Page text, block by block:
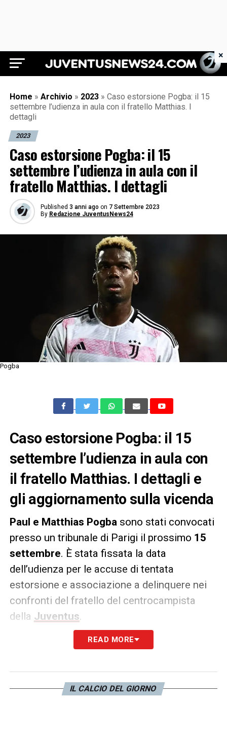
Juventus News 24
Home » Archivio » 2023 » Caso estorsione Pogba: il 15
settembre l’udienza in aula con il fratello Matthias. I
dettagli
2023
Caso estorsione Pogba: il 15
settembre l’udienza in aula con il
fratello Matthias. I dettagli
Published 3 anni ago on 7 Settembre 2023
By Redazione JuventusNews24
Pogba
Caso estorsione Pogba: il 15
settembre l’udienza in aula con
il fratello Matthias. I dettagli e
gli aggiornamento sulla vicenda
Paul e Matthias Pogbasono stati convocati
presso un tribunale di Parigi il prossimo 15
settembre. È stata fissata la data
dell’udienza per le accuse di tentata
estorsione e associazione a delinquere nei
confronti del fratello del centrocampista
della Juventus.
Mathias, fratello maggiore del numero 10
presunta estorsione ai danni di Paul. A
riportare la notizia èRMC Sport.
READ MORE
IL CALCIO DEL GIORNO
×